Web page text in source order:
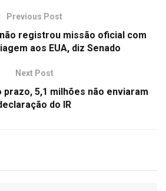
Previous Post
registrou missão oficial com
aos EUA, diz Senado
Next Post
prazo, 5,1 milhões não enviaram
do IR